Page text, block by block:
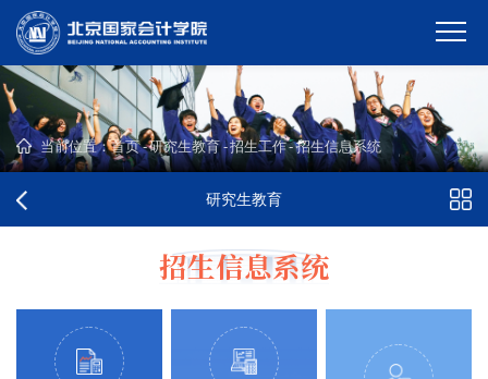
当前位置：首页-研究生教育-招生工作-招生信息系统
研究生教育
招生信息系统